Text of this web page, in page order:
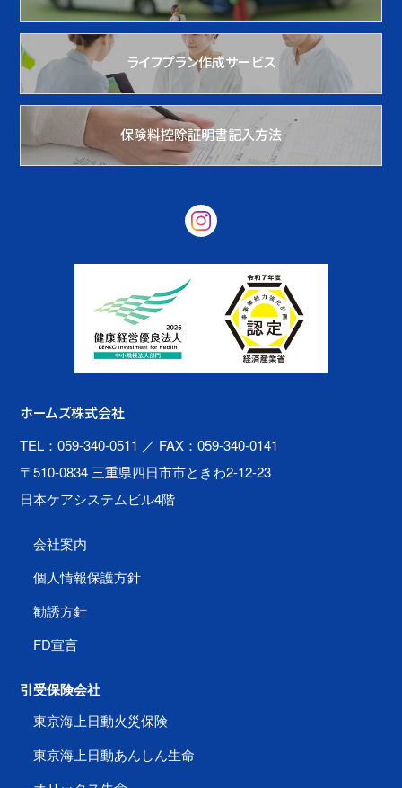
ライフプラン作成サービス
保険料控除証明書記入方法
ホームズ株式会社
TEL：059-340-0511 ／ FAX：059-340-0141
〒510-0834 三重県四日市市ときわ2-12-23
日本ケアシステムビル4階
会社案内
個人情報保護方針
勧誘方針
FD宣言
引受保険会社
東京海上日動火災保険
東京海上日動あんしん生命